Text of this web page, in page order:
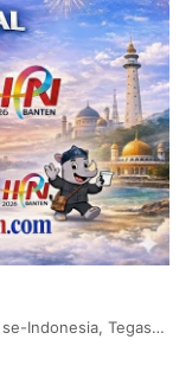
Tetap Jadi Pusat Gereja dan Akademik